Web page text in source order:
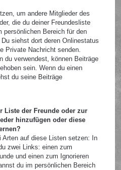
um andere Mitglieder des
die du deiner Freundesliste
persönlichen Bereich für den
siehst dort deren Onlinestatus
Private Nachricht senden.
du verwendest, können Beiträge
sein. Wenn du einen
du seine Beiträge
Liste der Freunde oder zur
hinzufügen oder diese
Arten auf diese Listen setzen: In
zwei Links: einen zum
und einen zum Ignorieren
du im persönlichen Bereich